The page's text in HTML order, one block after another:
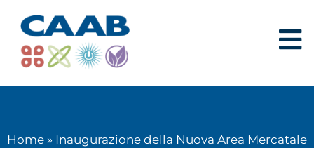
Home » Inaugurazione della Nuova Area Mercatale